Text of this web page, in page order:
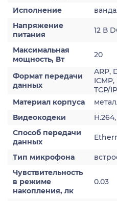
Исполнение
Напряжение
питания
12 В
Максимальная
мощность, Вт
20
Формат передачи
данных
ARP,
ICMP,
TCP/
Материал корпуса
Видеокодеки
Способ передачи
данных
Тип микрофона
Чувствительность
в режиме
накопления, лк
0.03